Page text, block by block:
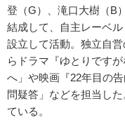
登（G）、滝口大樹（B
結成して、自主レーベ
設立して活動。独立自
らドラマ『ゆとりです
へ」や映画『22年目の
問疑答」などを担当し
ている。